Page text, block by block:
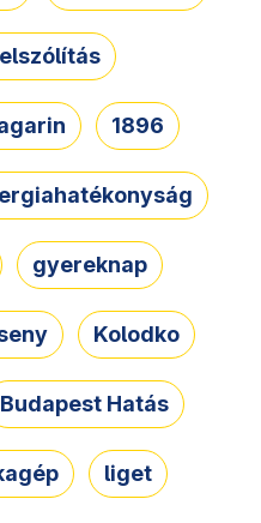
1896
gyereknap
Kolodko
Budapest Hatás
liget